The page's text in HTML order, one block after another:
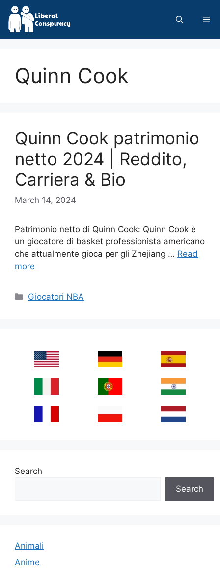
Skip
content
Quinn Cook
Quinn Cook patrimonio
netto 2024 | Reddito,
Carriera & Bio
March 14, 2024
Patrimonio netto di Quinn Cook: Quinn Cook è
un giocatore di basket professionista americano
che attualmente gioca per gli Zhejiang … Read
more
Categories
Giocatori NBA
Search
Search
Animali
Anime